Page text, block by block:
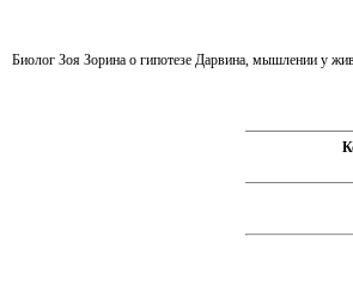
Биолог Зоя Зорина о гипотезе Дарвина, мышлении у